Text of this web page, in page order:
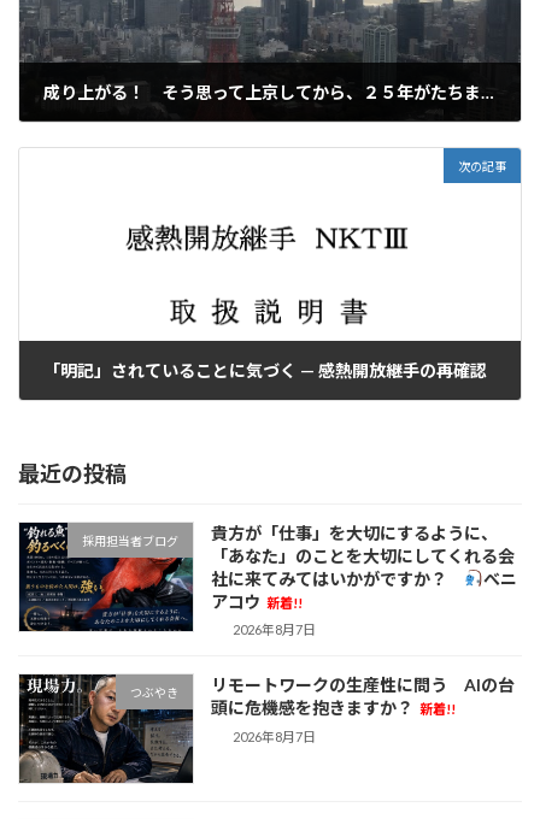
成り上がる！ そう思って上京してから、２５年がたちます。
次の記事
「明記」されていることに気づく — 感熱開放継手の再確認
最近の投稿
採用担当者ブログ
貴方が「仕事」を大切にするように、
「あなた」のことを大切にしてくれる会
社に来てみてはいかがですか？
べニ
アコウ 新着!!
2026年8月7日
つぶやき
リモートワークの生産性に問う AIの台
頭に危機感を抱きますか？
新着!!
2026年8月7日